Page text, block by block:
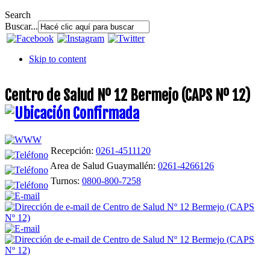
Search
Buscar...
Skip to content
Centro de Salud Nº 12 Bermejo (CAPS Nº 12)
Recepción: 0261-4511120
Area de Salud Guaymallén: 0261-4266126
Turnos: 0800-800-7258